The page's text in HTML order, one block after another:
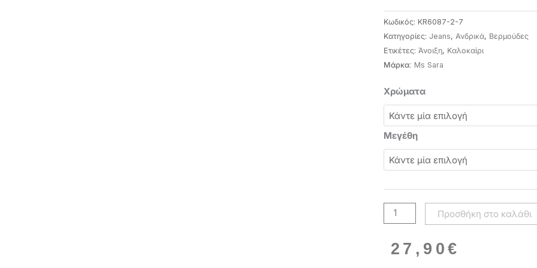
Κωδικός: KR6087-2-7
Κατηγορίες: Jeans, Ανδρικά, Βερμούδες
Ετικέτες: Άνοιξη, Καλοκαίρι
Μάρκα: Ms Sara
Χρώματα
Μεγέθη
Ανδρική
τζιν
βερμούδα
με
ζώνη
KR6087
SARA
JEAN
SHORTS
Προσθήκη στο καλάθι
27,90 €